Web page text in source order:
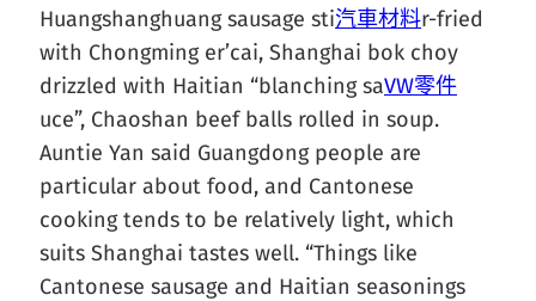
Huangshanghuang sausage sti汽車材料r-fried
with Chongming er’cai, Shanghai bok choy
drizzled with Haitian “blanching saVW零件
uce”, Chaoshan beef balls rolled in soup.
Auntie Yan said Guangdong people are
particular about food, and Cantonese
cooking tends to be relatively light, which
suits Shanghai tastes well. “Things like
Cantonese sausage and Haitian seasonings